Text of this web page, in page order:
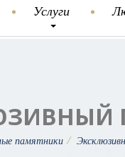
Услуги
памятники